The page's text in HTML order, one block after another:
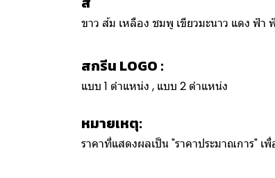
ขาว ส้ม เหลือง ชมพู เขียวมะนาว แดง ฟ้า
สกรีน LOGO :
แบบ 1 ตำแหน่ง , แบบ 2 ตำแหน่ง
หมายเหตุ:
ราคาที่แสดงผลเป็น "ราคาประมาณการ"